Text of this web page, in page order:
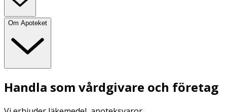
Om Apoteket
Handla som vårdgivare och företag